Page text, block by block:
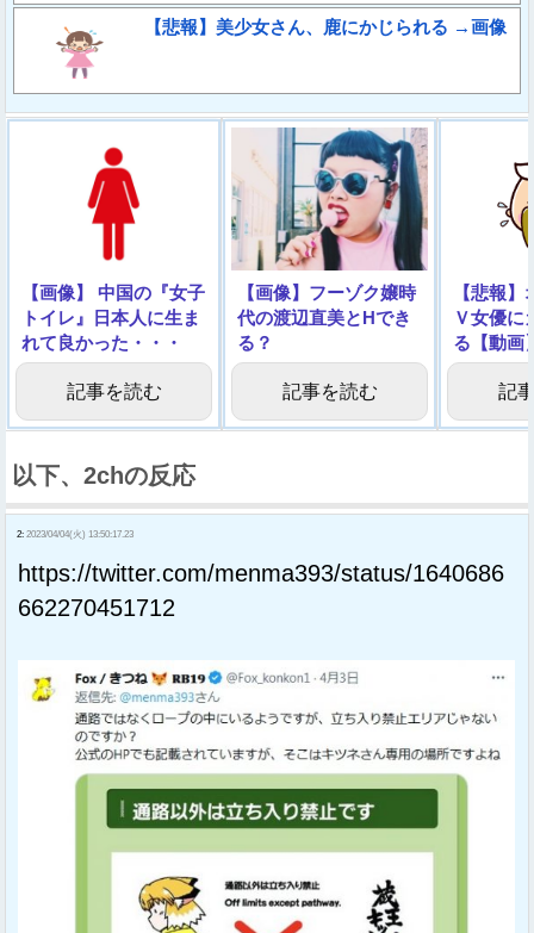
【悲報】美少女さん、鹿にかじられる →画像
【画像】 中国の『女子
トイレ』日本人に生ま
れて良かった・・・
記事を読む
【画像】フーゾク嬢時
代の渡辺直美とHでき
る？
記事を読む
【悲報
Ｖ女優に
る【動画
記
以下、2chの反応
2: 2023/04/04(火) 13:50:17.23
https://twitter.com/menma393/status/1640686
662270451712